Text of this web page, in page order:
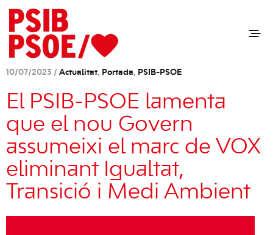
10/07/2023 / Actualitat, Portada, PSIB-PSOE
El PSIB-PSOE lamenta
que el nou Govern
assumeixi el marc de VOX
eliminant Igualtat,
Transició i Medi Ambient